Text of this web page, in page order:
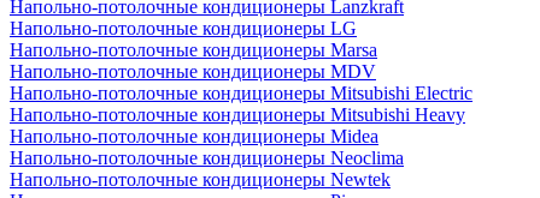
Напольно-потолочные кондиционеры Lanzkraft
Напольно-потолочные кондиционеры LG
Напольно-потолочные кондиционеры Marsa
Напольно-потолочные кондиционеры MDV
Напольно-потолочные кондиционеры Mitsubishi Electric
Напольно-потолочные кондиционеры Mitsubishi Heavy
Напольно-потолочные кондиционеры Midea
Напольно-потолочные кондиционеры Neoclima
Напольно-потолочные кондиционеры Newtek